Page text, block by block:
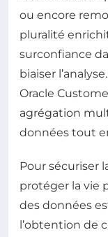
ou encore
pluralité
surconfiance
biaiser
Oracle
agrégation
données tout
Pour sécuriser
protéger la vie
des données
l’obtention de